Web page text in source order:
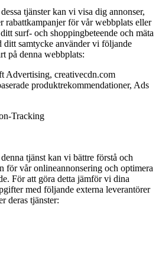
tjänster kan vi visa dig annonser,
rabattkampanjer för vår webbplats eller
surf- och shoppingbeteende och mäta
ditt samtycke använder vi följande
på denna webbplats:
Advertising, creativecdn.com
produktrekommendationer, Ads
Tracking
tjänst kan vi bättre förstå och
för vår onlineannonsering och optimera
För att göra detta jämför vi dina
med följande externa leverantörer
deras tjänster: